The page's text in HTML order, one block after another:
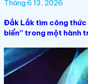
Tháng 6 13, 2026
Đắk Lắk tìm công thức
biển” trong một hành